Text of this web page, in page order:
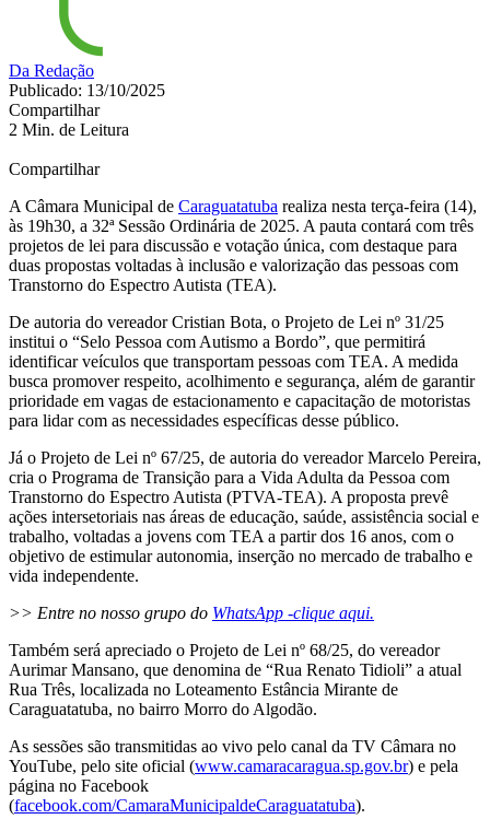
Da Redação
Publicado: 13/10/2025
Compartilhar
2 Min. de Leitura
Compartilhar
A Câmara Municipal de Caraguatatuba realiza nesta terça-feira (14),
às 19h30, a 32ª Sessão Ordinária de 2025. A pauta contará com três
projetos de lei para discussão e votação única, com destaque para
duas propostas voltadas à inclusão e valorização das pessoas com
Transtorno do Espectro Autista (TEA).
De autoria do vereador Cristian Bota, o Projeto de Lei nº 31/25
institui o “Selo Pessoa com Autismo a Bordo”, que permitirá
identificar veículos que transportam pessoas com TEA. A medida
busca promover respeito, acolhimento e segurança, além de garantir
prioridade em vagas de estacionamento e capacitação de motoristas
para lidar com as necessidades específicas desse público.
Já o Projeto de Lei nº 67/25, de autoria do vereador Marcelo Pereira,
cria o Programa de Transição para a Vida Adulta da Pessoa com
Transtorno do Espectro Autista (PTVA-TEA). A proposta prevê
ações intersetoriais nas áreas de educação, saúde, assistência social e
trabalho, voltadas a jovens com TEA a partir dos 16 anos, com o
objetivo de estimular autonomia, inserção no mercado de trabalho e
vida independente.
>> Entre no nosso grupo do WhatsApp -clique aqui.
Também será apreciado o Projeto de Lei nº 68/25, do vereador
Aurimar Mansano, que denomina de “Rua Renato Tidioli” a atual
Rua Três, localizada no Loteamento Estância Mirante de
Caraguatatuba, no bairro Morro do Algodão.
As sessões são transmitidas ao vivo pelo canal da TV Câmara no
YouTube, pelo site oficial (www.camaracaragua.sp.gov.br) e pela
página no Facebook
(facebook.com/CamaraMunicipaldeCaraguatatuba).